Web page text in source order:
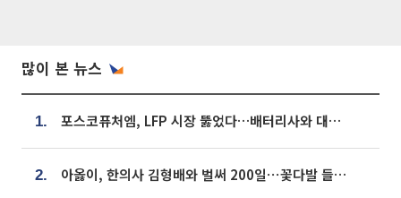
많이 본 뉴스
1. 포스코퓨처엠, LFP 시장 뚫었다…배터리사와 대규모 장기 공급 합의
2. 아옳이, 한의사 김형배와 벌써 200일⋯꽃다발 들고 "프러포즈 아냐"